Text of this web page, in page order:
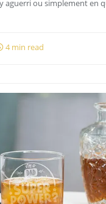
aguerri ou simplement en
4 min read